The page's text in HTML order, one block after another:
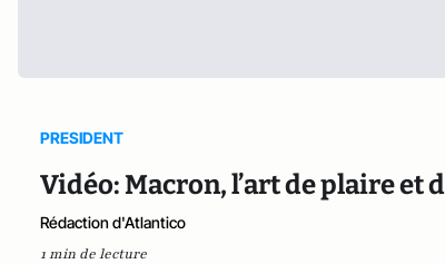
PRESIDENT
Vidéo: Macron, l’art de plaire et
Rédaction d'Atlantico
1 min de lecture